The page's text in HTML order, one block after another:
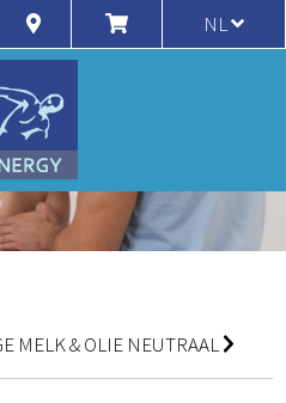
NL
MELK & OLIE NEUTRAAL